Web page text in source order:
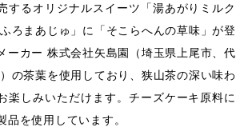
するオリジナルスイーツ「湯あがりミルク
ろまあじゅ」に「そこらへんの草味」が登
ーカー 株式会社矢島園（埼玉県上尾市、代
の茶葉を使用しており、狭山茶の深い味わ
楽しみいただけます。チーズケーキ原料に
品を使用しています。